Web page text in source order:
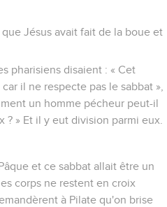
Jésus avait fait de la boue et
pharisiens disaient : « Cet
il ne respecte pas le sabbat »,
un homme pécheur peut-il
» Et il y eut division parmi eux.
et ce sabbat allait être un
corps ne restent en croix
à Pilate qu'on brise